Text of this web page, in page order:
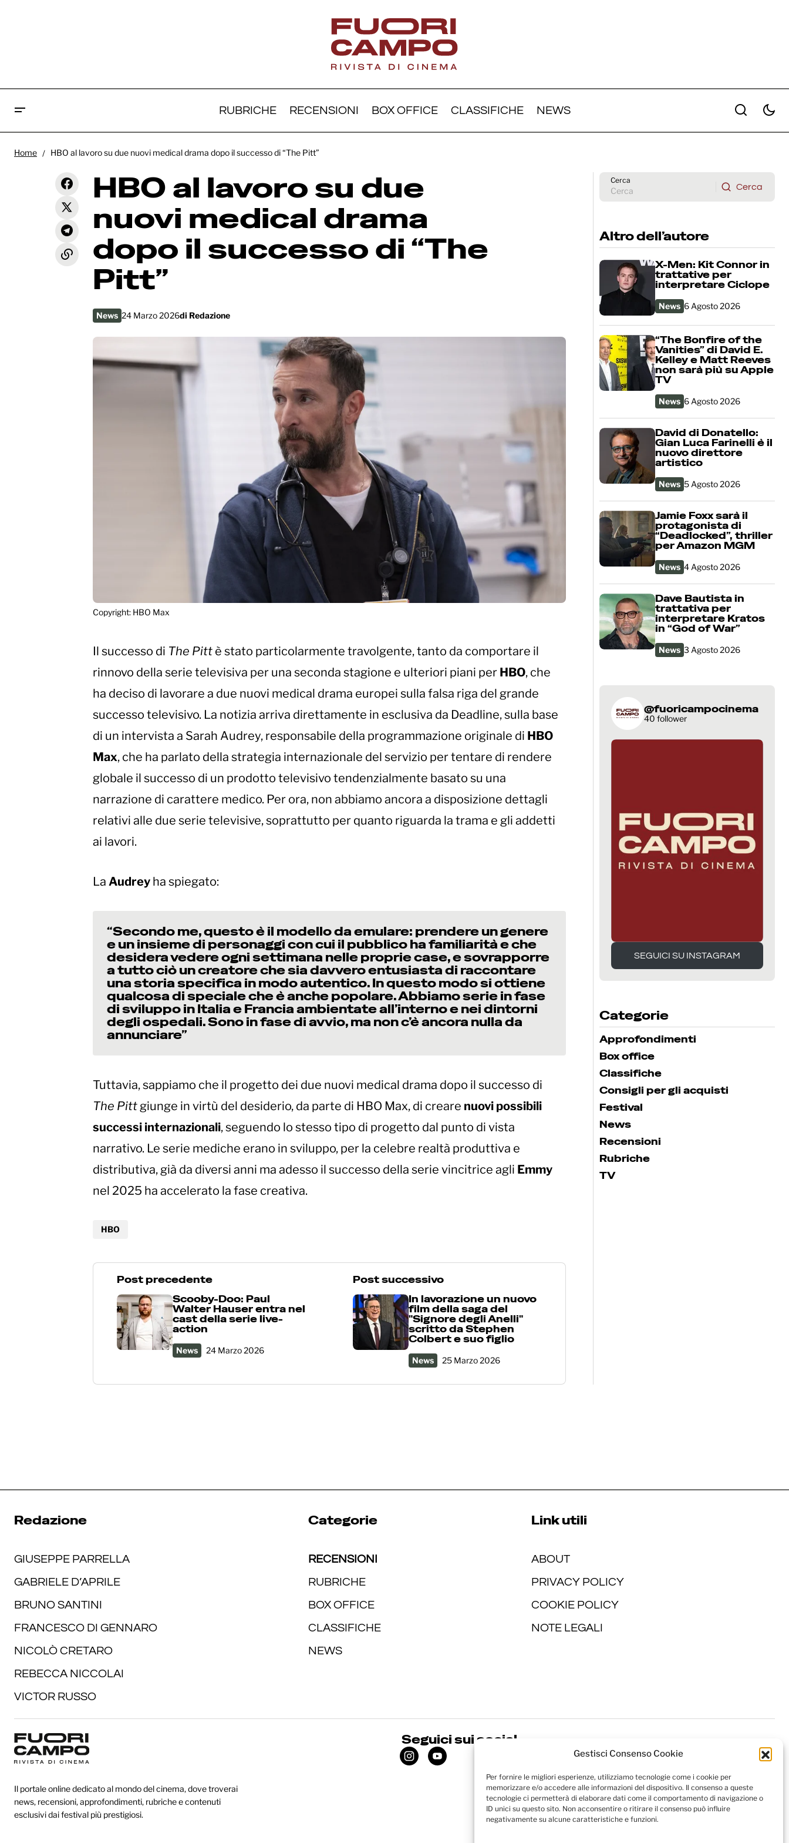
Gestisci Consenso Cookie
Per fornire le migliori esperienze, utilizziamo tecnologie come i cookie per
memorizzare e/o accedere alle informazioni del dispositivo. Il consenso a queste
tecnologie ci permetterà di elaborare dati come il comportamento di navigazione o
ID unici su questo sito. Non acconsentire o ritirare il consenso può influire
negativamente su alcune caratteristiche e funzioni.
RUBRICHE RECENSIONI BOX OFFICE CLASSIFICHE NEWS
HBO al lavoro su due nuovi medical
Pitt”
figlio
Home HBO al lavoro su due nuovi medical drama dopo il successo di “The Pitt”
HBO al lavoro su due
nuovi medical drama
dopo il successo di “The
Pitt”
News 24 Marzo 2026di Redazione
Copyright: HBO Max
Il successo di The Pitt è stato particolarmente travolgente, tanto da comportare il
rinnovo della serie televisiva per una seconda stagione e ulteriori piani per HBO, che
ha deciso di lavorare a due nuovi medical drama europei sulla falsa riga del grande
successo televisivo. La notizia arriva direttamente in esclusiva da Deadline, sulla base
di un intervista a Sarah Audrey, responsabile della programmazione originale di HBO
Max, che ha parlato della strategia internazionale del servizio per tentare di rendere
globale il successo di un prodotto televisivo tendenzialmente basato su una
narrazione di carattere medico. Per ora, non abbiamo ancora a disposizione dettagli
relativi alle due serie televisive, soprattutto per quanto riguarda la trama e gli addetti
ai lavori.
La Audrey ha spiegato:
“Secondo me, questo è il modello da emulare: prendere un genere
e un insieme di personaggi con cui il pubblico ha familiarità e che
desidera vedere ogni settimana nelle proprie case, e sovrapporre
a tutto ciò un creatore che sia davvero entusiasta di raccontare
una storia specifica in modo autentico. In questo modo si ottiene
qualcosa di speciale che è anche popolare. Abbiamo serie in fase
di sviluppo in Italia e Francia ambientate all’interno e nei dintorni
degli ospedali. Sono in fase di avvio, ma non c’è ancora nulla da
annunciare”
Tuttavia, sappiamo che il progetto dei due nuovi medical drama dopo il successo di
The Pittgiunge in virtù del desiderio, da parte di HBO Max, di creare nuovi possibili
successi internazionali, seguendo lo stesso tipo di progetto dal punto di vista
narrativo. Le serie mediche erano in sviluppo, per la celebre realtà produttiva e
distributiva, già da diversi anni ma adesso il successo della serie vincitrice agli Emmy
nel 2025 ha accelerato la fase creativa.
HBO
Post precedente
Scooby-Doo: Paul
Walter Hauser entra nel
cast della serie live-
action
News 24 Marzo 2026
Post successivo
In lavorazione un nuovo
film della saga del
"Signore degli Anelli"
scritto da Stephen
Colbert e suo figlio
News 25 Marzo 2026
Cerca
Cerca
Altro dell’autore
X-Men: Kit Connor in
trattative per
interpretare Ciclope
News 6 Agosto 2026
“The Bonfire of the
Vanities” di David E.
Kelley e Matt Reeves
non sarà più su Apple
TV
News 6 Agosto 2026
David di Donatello:
Gian Luca Farinelli è il
nuovo direttore
artistico
News 5 Agosto 2026
Jamie Foxx sarà il
protagonista di
“Deadlocked”, thriller
per Amazon MGM
News 4 Agosto 2026
Dave Bautista in
trattativa per
interpretare Kratos
in “God of War”
News 3 Agosto 2026
@fuoricampocinema
40 follower
SEGUICI SU INSTAGRAM
SEGUICI SU INSTAGRAM
Categorie
Approfondimenti
Box office
Classifiche
Consigli per gli acquisti
Festival
News
Recensioni
Rubriche
TV
Il portale online dedicato al mondo del cinema, dove troverai
news, recensioni, approfondimenti, rubriche e contenuti
esclusivi dai festival più prestigiosi.
Redazione
GIUSEPPE PARRELLA
GABRIELE D’APRILE
BRUNO SANTINI
FRANCESCO DI GENNARO
NICOLÒ CRETARO
REBECCA NICCOLAI
VICTOR RUSSO
Categorie
RECENSIONI
RUBRICHE
BOX OFFICE
CLASSIFICHE
NEWS
Link utili
ABOUT
PRIVACY POLICY
COOKIE POLICY
NOTE LEGALI
Seguici sui social